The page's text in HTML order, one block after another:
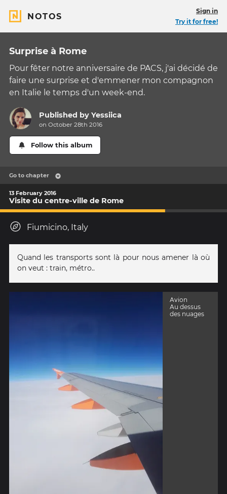
NOTOS
Sign in
Try it for free!
Surprise à Rome
Pour fêter notre anniversaire de PACS, j'ai décidé de
faire une surprise et d'emmener mon compagnon
en Italie le temps d'un week-end.
Published byYessiica
on October 28th 2016
Follow this album
Go to chapter
13 February 2016
Visite du centre-ville de Rome
Fiumicino, Italy
Quand les transports sont là pour nous amener là où
on veut : train, métro..
Avion
Au dessus
des nuages